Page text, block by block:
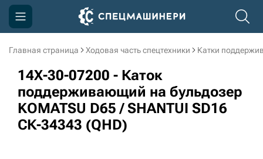
Главная страница Ходовая часть спецтехники Катки
14X-30-07200 - Каток
поддерживающий на бульдозер
KOMATSU D65 / SHANTUI SD16
СК-34343 (QHD)
Компания
Акции
Доставка и оплата
Информация